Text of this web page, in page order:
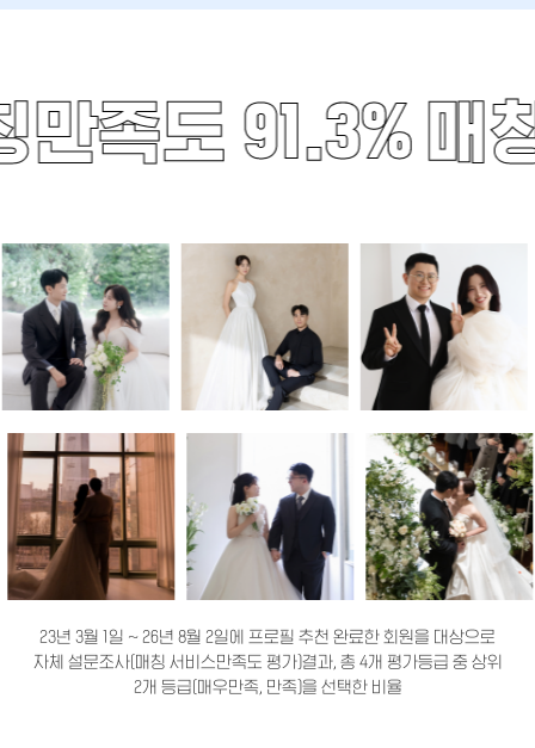
족도 91.3%매
23년 3월 1일 ~ 26년 8월 2일에 프로필 추천 완료한 회원을 대상으로
자체 설문조사(매칭 서비스만족도 평가)결과, 총 4개 평가등급 중 상위
2개 등급(매우만족, 만족)을 선택한 비율